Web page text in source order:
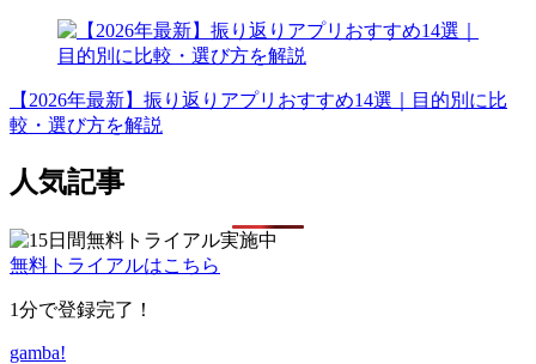
【2026年最新】振り返りアプリおすすめ14選｜目的別に比
較・選び方を解説
人気記事
無料トライアルはこちら
1分で登録完了！
gamba!